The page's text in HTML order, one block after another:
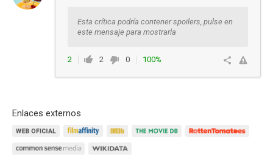
Esta crítica podría contener spoilers, pulse en
este mensaje para mostrarla
2 2 0
100%
Enlaces externos